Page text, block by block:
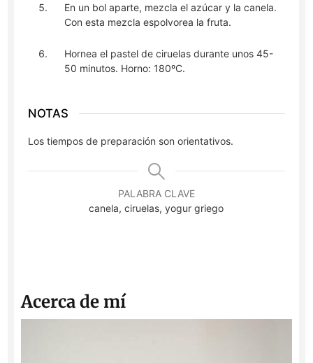
En un bol aparte, mezcla el azúcar y la canela.
Con esta mezcla espolvorea la fruta.
Hornea el pastel de ciruelas durante unos 45-
50 minutos. Horno: 180ºC.
NOTAS
Los tiempos de preparación son orientativos.
PALABRA CLAVE
canela, ciruelas, yogur griego
Acerca de mí